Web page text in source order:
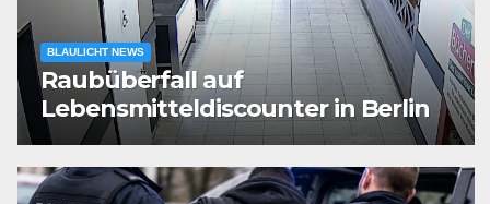
BLAULICHT NEWS
Raubüberfall auf
Lebensmitteldiscounter in Berlin